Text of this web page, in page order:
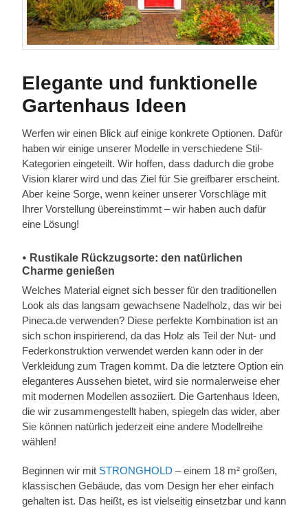
Elegante und funktionelle
Gartenhaus Ideen
Werfen wir einen Blick auf einige konkrete Optionen. Dafür
haben wir einige unserer Modelle in verschiedene Stil-
Kategorien eingeteilt. Wir hoffen, dass dadurch die grobe
Vision klarer wird und das Ziel für Sie greifbarer erscheint.
Aber keine Sorge, wenn keiner unserer Vorschläge mit
Ihrer Vorstellung übereinstimmt – wir haben auch dafür
eine Lösung!
𑇐 Rustikale Rückzugsorte: den natürlichen
Charme genießen
Welches Material eignet sich besser für den traditionellen
Look als das langsam gewachsene Nadelholz, das wir bei
Pineca.de verwenden? Diese perfekte Kombination ist an
sich schon inspirierend, da das Holz als Teil der Nut- und
Federkonstruktion verwendet werden kann oder in der
Verkleidung zum Tragen kommt. Da die letztere Option ein
eleganteres Aussehen bietet, wird sie normalerweise eher
mit modernen Modellen assoziiert. Die Gartenhaus Ideen,
die wir zusammengestellt haben, spiegeln das wider, aber
Sie können natürlich jederzeit eine andere Modellreihe
wählen!
Beginnen wir mit STRONGHOLD – einem 18 m² großen,
klassischen Gebäude, das vom Design her eher einfach
gehalten ist. Das heißt, es ist vielseitig einsetzbar und kann